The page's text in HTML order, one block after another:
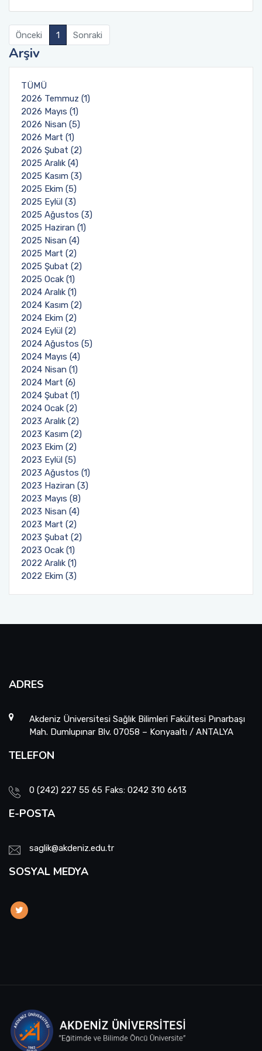
Önceki 1 Sonraki
Arşiv
TÜMÜ
2026 Temmuz (1)
2026 Mayıs (1)
2026 Nisan (5)
2026 Mart (1)
2026 Şubat (2)
2025 Aralık (4)
2025 Kasım (3)
2025 Ekim (5)
2025 Eylül (3)
2025 Ağustos (3)
2025 Haziran (1)
2025 Nisan (4)
2025 Mart (2)
2025 Şubat (2)
2025 Ocak (1)
2024 Aralık (1)
2024 Kasım (2)
2024 Ekim (2)
2024 Eylül (2)
2024 Ağustos (5)
2024 Mayıs (4)
2024 Nisan (1)
2024 Mart (6)
2024 Şubat (1)
2024 Ocak (2)
2023 Aralık (2)
2023 Kasım (2)
2023 Ekim (2)
2023 Eylül (5)
2023 Ağustos (1)
2023 Haziran (3)
2023 Mayıs (8)
2023 Nisan (4)
2023 Mart (2)
2023 Şubat (2)
2023 Ocak (1)
2022 Aralık (1)
2022 Ekim (3)
ADRES
Akdeniz Üniversitesi Sağlık Bilimleri Fakültesi Pınarbaşı
Mah. Dumlupınar Blv. 07058 – Konyaaltı / ANTALYA
TELEFON
0 (242) 227 55 65 Faks: 0242 310 6613
E-POSTA
saglik@akdeniz.edu.tr
SOSYAL MEDYA